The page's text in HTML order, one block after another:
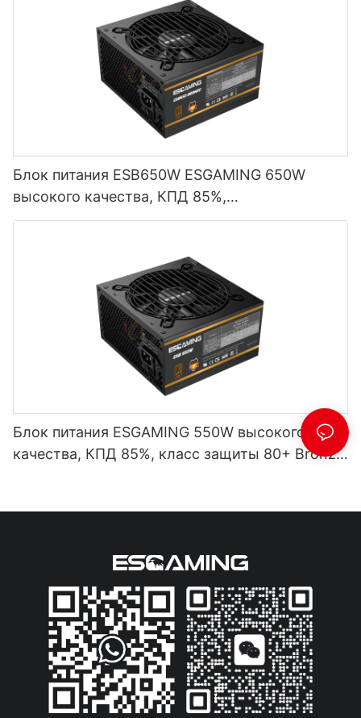
Блок питания ESB650W ESGAMING 650W
высокого качества, КПД 85%,
полномодульный, бронзовый (80+), для
Блок питания ESGAMING 550W высокого
качества, КПД 85%, класс защиты 80+ Bronze,